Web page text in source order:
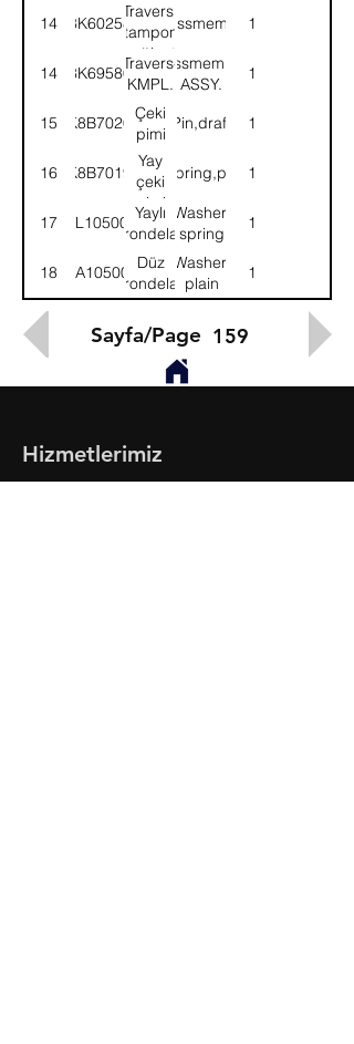
14 8K60258
Travers,
tampon
bağlantı
Crossmember1
14 8K69580
Travers-
KMPL.
Crossmember-
ASSY.
1
15 K8B7020
Çeki
pimi
Pin,draft 1
16 K8B7019
Yay
çeki
pimi
Spring,pin 1
17 WL105002
Yaylı
rondela
Washer,
spring
1
18 WA105001
Düz
rondela
Washer,
plain
1
Sayfa/Page 159
Hizmetlerimiz